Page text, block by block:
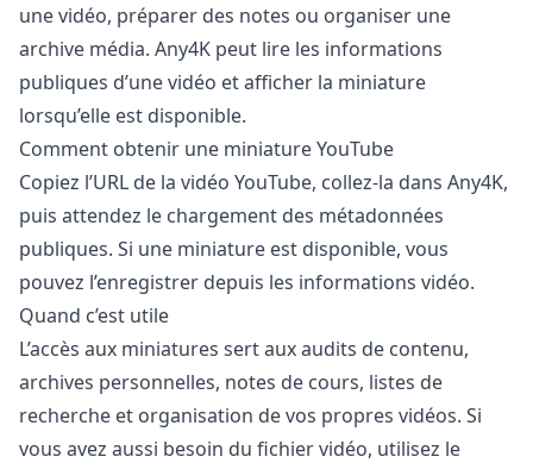
une vidéo, préparer des notes ou organiser une
archive média. Any4K peut lire les informations
publiques d’une vidéo et afficher la miniature
lorsqu’elle est disponible.
Comment obtenir une miniature YouTube
Copiez l’URL de la vidéo YouTube, collez-la dans Any4K,
puis attendez le chargement des métadonnées
publiques. Si une miniature est disponible, vous
pouvez l’enregistrer depuis les informations vidéo.
Quand c’est utile
L’accès aux miniatures sert aux audits de contenu,
archives personnelles, notes de cours, listes de
recherche et organisation de vos propres vidéos. Si
vous avez aussi besoin du fichier vidéo, utilisez le